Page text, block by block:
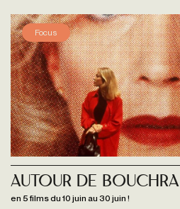
Focus
Autour de BOUCHRA
en 5 films du 10 juin au 30 juin !